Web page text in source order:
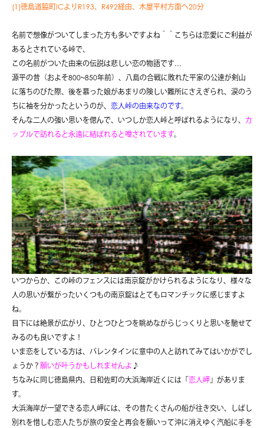
(1)徳島道脇町ICよりR193、R492経由、木屋平村方面へ20分
名前で想像がついてしまった方も多いですよね＾＾こちらは恋愛にご利益が
あるとされている峠で、
この名前がついた由来の伝説は悲しい恋の物語です…
源平の昔（およそ800~850年前）、八島の合戦に敗れた平家の公達が剣山
に落ちのびた際、後を慕った娘があまりの険しい難所にさえぎられ、涙のう
ちに袖を分かったというのが、 恋人峠の由来なのです。
そんな二人の強い思いを偲んで、いつしか恋人峠と呼ばれるようになり、 カ
ップルで訪れると永遠に結ばれると噂されています。
いつからか、この峠のフェンスには南京錠がかけられるようになり、様々な
人の思いが繋がったいくつもの南京錠はとてもロマンチックに感じますよ
ね。
目下には絶景が広がり、ひとつひとつを眺めながらじっくりと思いを馳せて
みるのも良いですよ！
いま恋をしている方は、バレンタインに意中の人と訪れてみてはいかがでし
ょうか？ 願いが叶うかもしれませんよ ♪
ちなみに同じ徳島県内、日和佐町の大浜海岸近くには「 恋人岬 」がありま
す。
大浜海岸が一望できる恋人岬には、その昔たくさんの船が往き交い、しばし
別れを惜しむ恋人たちが旅の安全と再会を願いって沖に消えゆく汽船に手を